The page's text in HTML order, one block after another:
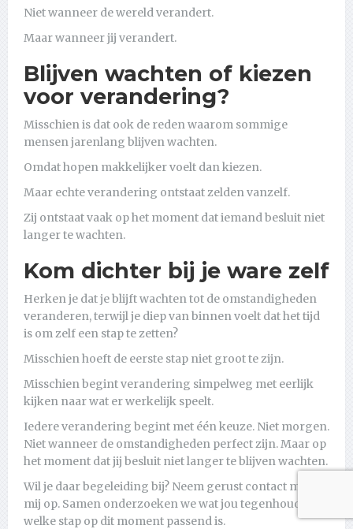
Niet wanneer de wereld verandert.
Maar wanneer jij verandert.
Blijven wachten of kiezen
voor verandering?
Misschien is dat ook de reden waarom sommige
mensen jarenlang blijven wachten.
Omdat hopen makkelijker voelt dan kiezen.
Maar echte verandering ontstaat zelden vanzelf.
Zij ontstaat vaak op het moment dat iemand besluit niet
langer te wachten.
Kom dichter bij je ware zelf
Herken je dat je blijft wachten tot de omstandigheden
veranderen, terwijl je diep van binnen voelt dat het tijd
is om zelf een stap te zetten?
Misschien hoeft de eerste stap niet groot te zijn.
Misschien begint verandering simpelweg met eerlijk
kijken naar wat er werkelijk speelt.
Iedere verandering begint met één keuze. Niet morgen.
Niet wanneer de omstandigheden perfect zijn. Maar op
het moment dat jij besluit niet langer te blijven wachten.
Wil je daar begeleiding bij? Neem gerust contact met
mij op. Samen onderzoeken we wat jou tegenhoudt en
welke stap op dit moment passend is.